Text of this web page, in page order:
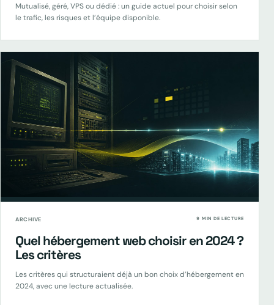
Mutualisé, géré, VPS ou dédié : un guide actuel pour choisir selon
le trafic, les risques et l’équipe disponible.
ARCHIVE 9 MIN DE LECTURE
Quel hébergement web choisir en 2024 ?
Les critères
Les critères qui structuraient déjà un bon choix d’hébergement en
2024, avec une lecture actualisée.